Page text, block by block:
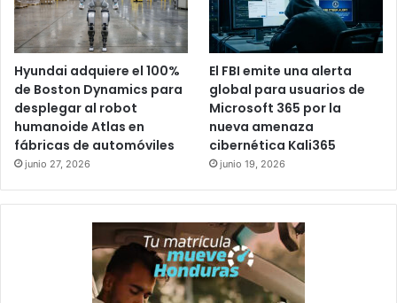
Hyundai adquiere el 100%
de Boston Dynamics para
desplegar al robot
humanoide Atlas en
fábricas de automóviles
junio 27, 2026
El FBI emite una alerta
global para usuarios de
Microsoft 365 por la
nueva amenaza
cibernética Kali365
junio 19, 2026